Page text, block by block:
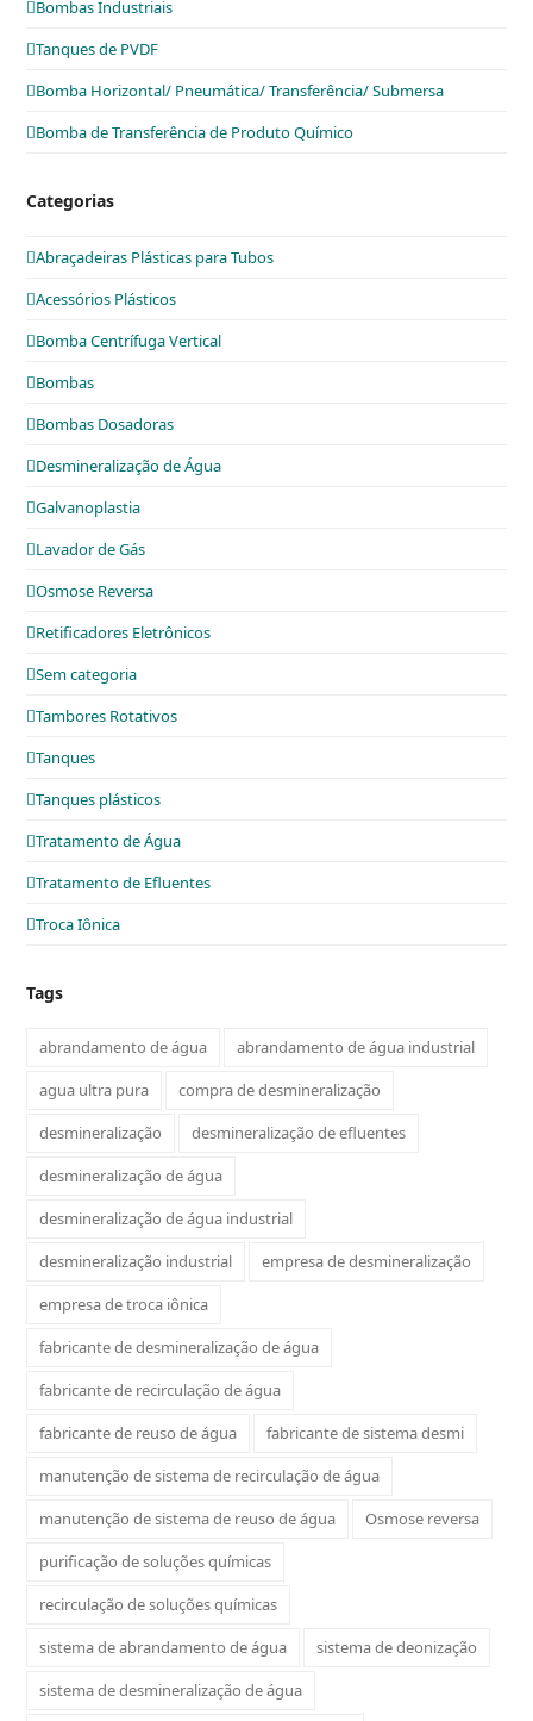
Bombas Industriais
Tanques de PVDF
Bomba Horizontal/ Pneumática/ Transferência/ Submersa
Bomba de Transferência de Produto Químico
Categorias
Abraçadeiras Plásticas para Tubos
Acessórios Plásticos
Bomba Centrífuga Vertical
Bombas
Bombas Dosadoras
Desmineralização de Água
Galvanoplastia
Lavador de Gás
Osmose Reversa
Retificadores Eletrônicos
Sem categoria
Tambores Rotativos
Tanques
Tanques plásticos
Tratamento de Água
Tratamento de Efluentes
Troca Iônica
Tags
abrandamento de água
abrandamento de água industrial
agua ultra pura
compra de desmineralização
desmineralização
desmineralização de efluentes
desmineralização de água
desmineralização de água industrial
desmineralização industrial
empresa de desmineralização
empresa de troca iônica
fabricante de desmineralização de água
fabricante de recirculação de água
fabricante de reuso de água
fabricante de sistema desmi
manutenção de sistema de recirculação de água
manutenção de sistema de reuso de água
Osmose reversa
purificação de soluções químicas
recirculação de soluções químicas
sistema de abrandamento de água
sistema de deonização
sistema de desmineralização de água